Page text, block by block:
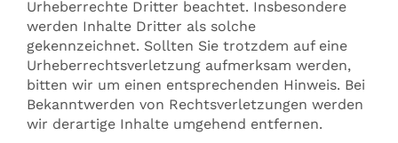
Urheberrechte Dritter beachtet. Insbesondere
werden Inhalte Dritter als solche
gekennzeichnet. Sollten Sie trotzdem auf eine
Urheberrechtsverletzung aufmerksam werden,
bitten wir um einen entsprechenden Hinweis. Bei
Bekanntwerden von Rechtsverletzungen werden
wir derartige Inhalte umgehend entfernen.